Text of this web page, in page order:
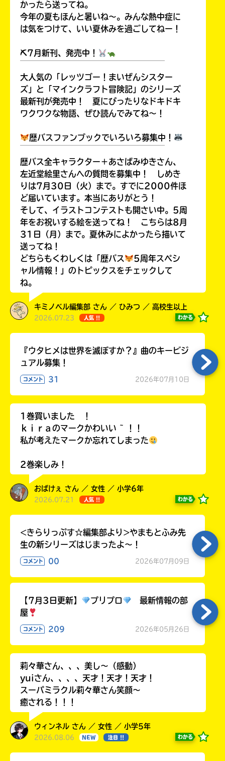
かったら送ってね。
今年の夏もほんと暑いね～。みんな熱中症に
は気をつけて、いい夏休みを過ごしてねー！
⛏7月新刊、発売中！
大人気の「レッツゴー！まいぜんシスター
ズ」と「マインクラフト冒険記」のシリーズ
最新刊が発売中！ 夏にぴったりなドキドキ
ワクワクな物語、ぜひ読んでみてね～！
歴バスファンブックでいろいろ募集中！
歴バス全キャラクター＋あさばみゆきさん、
左近堂絵里さんへの質問を募集中！ しめき
りは7月30日（火）まで。すでに2000件ほ
ど届いています。本当にありがとう！
そして、イラストコンテストも開さい中。5周
年をお祝いする絵を送ってね！ こちらは8月
31日（月）まで。夏休みによかったら描いて
送ってね！
どちらもくわしくは「歴バス
5周年スペシ
ャル情報！」のトピックスをチェックして
ね。
キミノベル編集部 さん ／ ひみつ ／ 高校生以上
2026.07.23 人気 !! わかる
『ウタヒメは世界を滅ぼすか？』曲のキービジ
ュアル募集！
コメント 31 2026年07月10日
1巻買いました ！
ｋｉｒａのマークかわいい ~ ！！
私が考えたマークか忘れてしまった
2巻楽しみ！
おばけぇ さん ／ 女性 ／ 小学6年
2026.07.21 人気 !! わかる
<きらりっぷす☆編集部より>やまもとふみ先
生の新シリーズはじまったよ～！
コメント 00 2026年07月09日
【7月3日更新】 プリプロ
最新情報の部
屋
コメント 209 2026年05月26日
莉々華さん、、、美し〜（感動）
yuiさん、、、、天才！天才！天才！
スーパミラクル莉々華さん笑顔〜
癒される！！！
ウィンネル さん ／ 女性 ／ 小学5年
2026.08.06 NEW 注目 !! わかる